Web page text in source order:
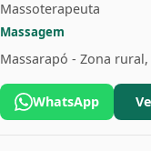
Massoterapeuta
Massagem
Massarapó - Zona rural,
WhatsApp